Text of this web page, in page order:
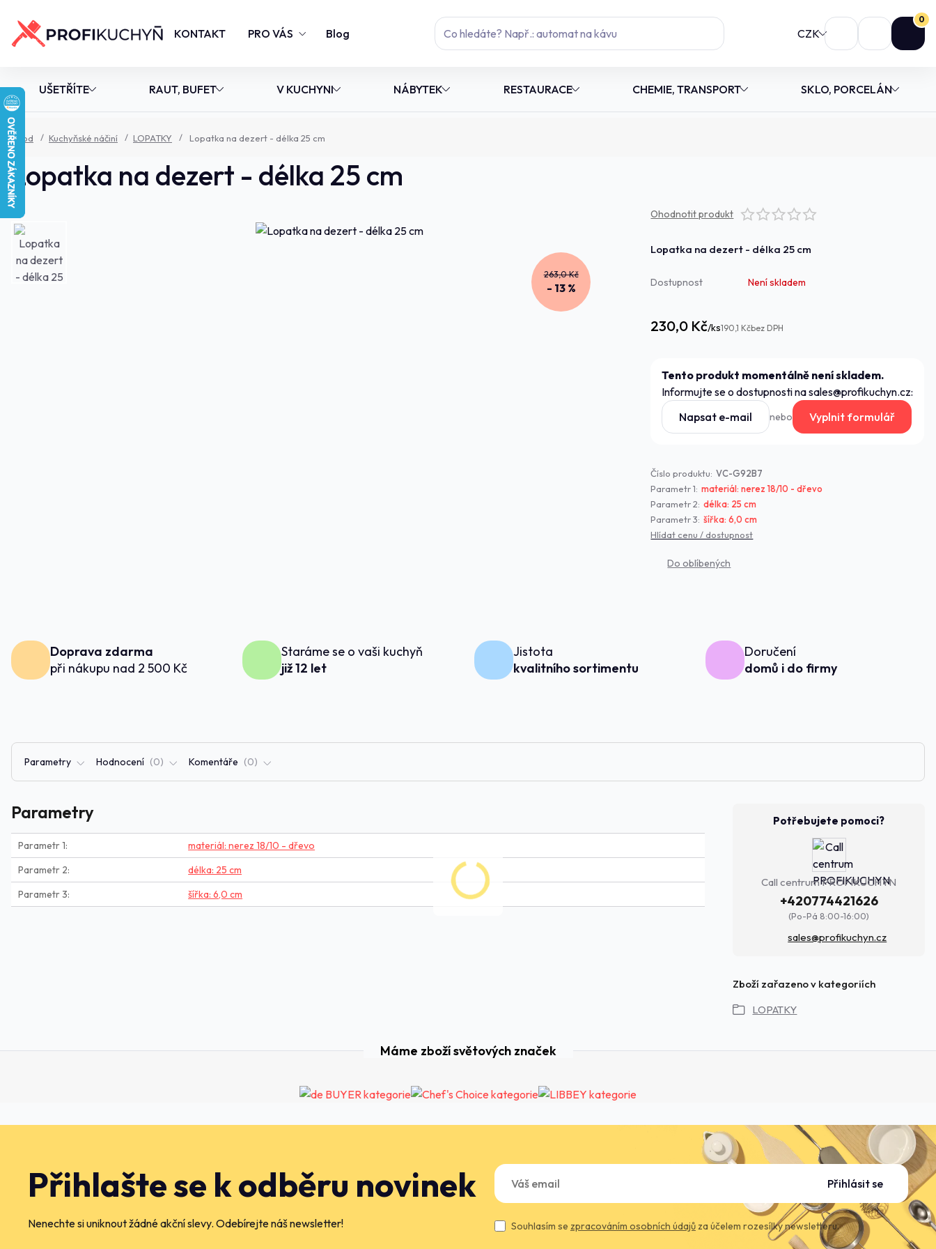
KONTAKT PRO VÁS Blog CZK
0
UŠETŘÍTE RAUT, BUFET V KUCHYNI NÁBYTEK RESTAURACE CHEMIE, TRANSPORT SKLO, PORCELÁN
Úvod Kuchyňské náčiní LOPATKY Lopatka na dezert - délka 25 cm
Lopatka na dezert - délka 25 cm
263,0 Kč
- 13 %
Ohodnotit produkt
Lopatka na dezert - délka 25 cm
Dostupnost Není skladem
230,0 Kč/ks190,1 Kčbez DPH
Tento produkt momentálně není skladem.
Informujte se o dostupnosti na sales@profikuchyn.cz:
Napsat e-mail
nebo Vyplnit formulář
Číslo produktu: VC-G92B7
Parametr 1: materiál: nerez 18/10 - dřevo
Parametr 2: délka: 25 cm
Parametr 3: šířka: 6,0 cm
Hlídat cenu / dostupnost
Doprava zdarma
při nákupu nad 2 500 Kč
Staráme se o vaši kuchyň
již 12 let
Jistota
kvalitního sortimentu
Doručení
domů i do firmy
Parametry Hodnocení 0 Komentáře 0
Parametry
Parametr 1
materiál: nerez 18/10 - dřevo
Parametr 2
délka: 25 cm
Parametr 3
šířka: 6,0 cm
Potřebujete pomoci?
Call centrum PROFIKUCHYN
+420774421626
(Po-Pá 8:00-16:00)
sales@profikuchyn.cz
Zboží zařazeno v kategoriích
LOPATKY
Přihlašte se k odběru novinek
Nenechte si uniknout žádné akční slevy. Odebírejte náš newsletter!
Přihlásit se
Souhlasím se zpracováním osobních údajůza účelem rozesílky newsletteru.
Máme zboží světových značek